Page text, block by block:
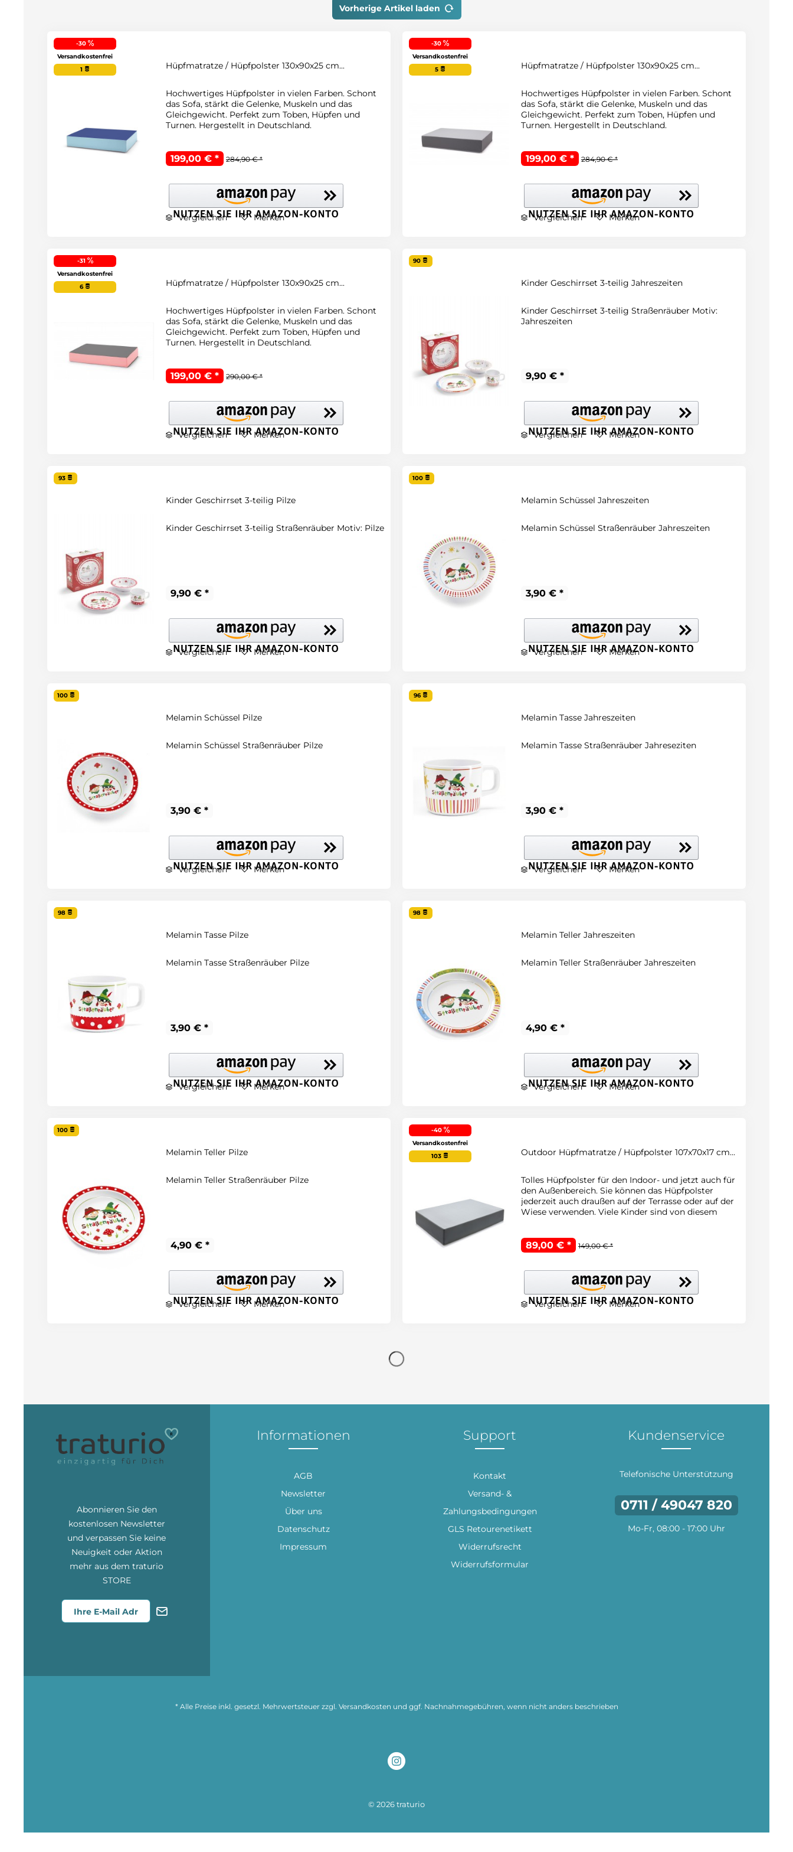
Vorherige Artikel laden
-30
Versandkostenfrei
1
Hüpfmatratze / Hüpfpolster 130x90x25 cm...
Hochwertiges Hüpfpolster in vielen Farben. Schont
das Sofa, stärkt die Gelenke, Muskeln und das
Gleichgewicht. Perfekt zum Toben, Hüpfen und
Turnen. Hergestellt in Deutschland.
199,00 € * 284,90 € *
Vergleichen Merken
-30
Versandkostenfrei
5
Hüpfmatratze / Hüpfpolster 130x90x25 cm...
Hochwertiges Hüpfpolster in vielen Farben. Schont
das Sofa, stärkt die Gelenke, Muskeln und das
Gleichgewicht. Perfekt zum Toben, Hüpfen und
Turnen. Hergestellt in Deutschland.
199,00 € * 284,90 € *
Vergleichen Merken
-31
Versandkostenfrei
6
Hüpfmatratze / Hüpfpolster 130x90x25 cm...
Hochwertiges Hüpfpolster in vielen Farben. Schont
das Sofa, stärkt die Gelenke, Muskeln und das
Gleichgewicht. Perfekt zum Toben, Hüpfen und
Turnen. Hergestellt in Deutschland.
199,00 € * 290,00 € *
Vergleichen Merken
90
Kinder Geschirrset 3-teilig Jahreszeiten
Kinder Geschirrset 3-teilig Straßenräuber Motiv:
Jahreszeiten
9,90 € *
Vergleichen Merken
93
Kinder Geschirrset 3-teilig Pilze
Kinder Geschirrset 3-teilig Straßenräuber Motiv: Pilze
9,90 € *
Vergleichen Merken
100
Melamin Schüssel Jahreszeiten
Melamin Schüssel Straßenräuber Jahreszeiten
3,90 € *
Vergleichen Merken
100
Melamin Schüssel Pilze
Melamin Schüssel Straßenräuber Pilze
3,90 € *
Vergleichen Merken
96
Melamin Tasse Jahreszeiten
Melamin Tasse Straßenräuber Jahreseziten
3,90 € *
Vergleichen Merken
98
Melamin Tasse Pilze
Melamin Tasse Straßenräuber Pilze
3,90 € *
Vergleichen Merken
98
Melamin Teller Jahreszeiten
Melamin Teller Straßenräuber Jahreszeiten
4,90 € *
Vergleichen Merken
100
Melamin Teller Pilze
Melamin Teller Straßenräuber Pilze
4,90 € *
Vergleichen Merken
-40
Versandkostenfrei
103
Outdoor Hüpfmatratze / Hüpfpolster 107x70x17 cm...
Tolles Hüpfpolster für den Indoor- und jetzt auch für
den Außenbereich. Sie können das Hüpfpolster
jederzeit auch draußen auf der Terrasse oder auf der
Wiese verwenden. Viele Kinder sind von diesem
89,00 € * 149,00 € *
Vergleichen Merken
Kundenservice
Telefonische Unterstützung
0711 / 49047 820
Mo-Fr, 08:00 - 17:00 Uhr
Support
Kontakt
Versand- &
Zahlungsbedingungen
GLS Retourenetikett
Widerrufsrecht
Widerrufsformular
Informationen
AGB
Newsletter
Über uns
Datenschutz
Impressum
Abonnieren Sie den
kostenlosen Newsletter
und verpassen Sie keine
Neuigkeit oder Aktion
mehr aus dem traturio
STORE
* Alle Preise inkl. gesetzl. Mehrwertsteuer zzgl. Versandkosten und ggf. Nachnahmegebühren, wenn nicht anders beschrieben
© 2026 traturio